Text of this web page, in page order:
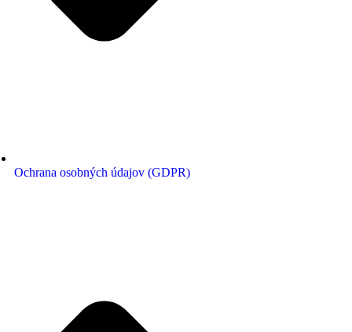
Ochrana osobných údajov (GDPR)